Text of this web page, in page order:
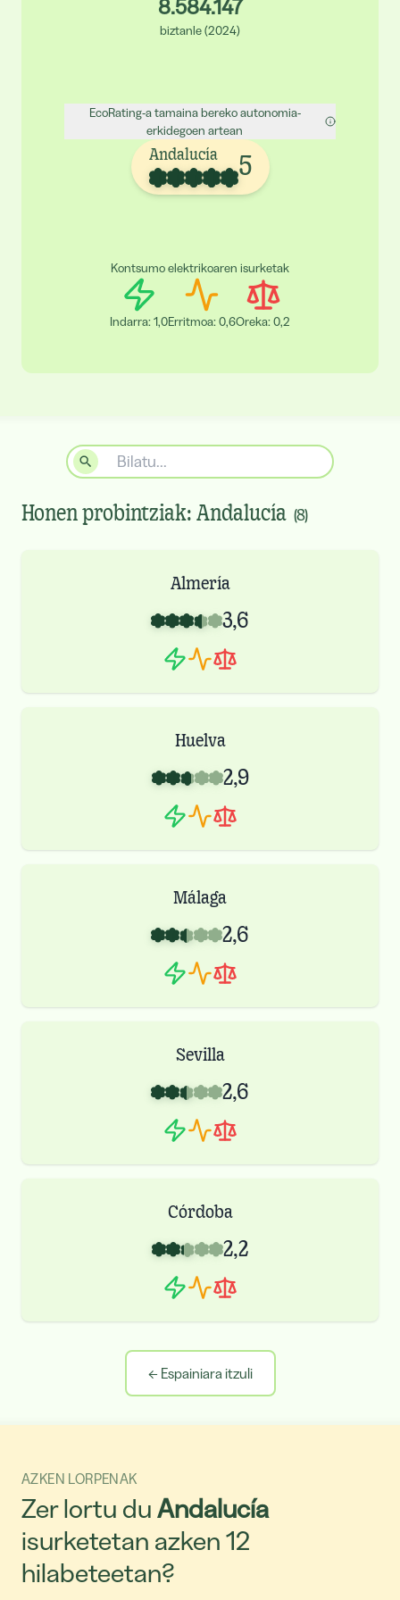
8.584.147
biztanle(2024)
EcoRating-a tamaina bereko autonomia-
erkidegoen artean
Andalucía
5
Kontsumo elektrikoaren isurketak
Indarra:1,0Erritmoa:0,6Oreka:0,2
Honen probintziak: Andalucía (8)
Almería
3,6
Huelva
2,9
Málaga
2,6
Sevilla
2,6
Córdoba
2,2
← Espainiara itzuli
AZKEN LORPENAK
Zer lortu duAndalucía
isurketetan azken 12
hilabeteetan?